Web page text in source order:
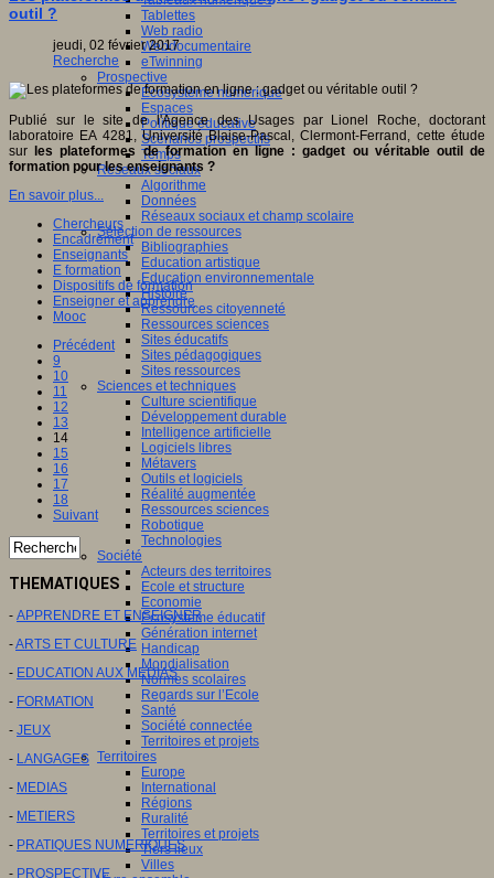
Tablettes
Web radio
Webdocumentaire
eTwinning
Prospective
Ecosystème numérique
Espaces
Politique éducative
Scénarios prospectifs
Temps
Réseaux sociaux
Algorithme
Données
Réseaux sociaux et champ scolaire
Sélection de ressources
Bibliographies
Education artistique
Education environnementale
Histoire
Ressources citoyenneté
Ressources sciences
Sites éducatifs
Sites pédagogiques
Sites ressources
Sciences et techniques
Culture scientifique
Développement durable
Intelligence artificielle
Logiciels libres
Métavers
Outils et logiciels
Réalité augmentée
Ressources sciences
Robotique
Technologies
Société
Acteurs des territoires
Ecole et structure
Economie
Ecosystème éducatif
Génération internet
Handicap
Mondialisation
Normes scolaires
Regards sur l’Ecole
Santé
Société connectée
Territoires et projets
Territoires
Europe
International
Régions
Ruralité
Territoires et projets
Tiers lieux
Villes
outil ?
jeudi, 02 février 2017
Recherche
Publié sur le site de l'Agence des Usages par Lionel Roche, doctorant
laboratoire EA 4281, Université Blaise-Pascal, Clermont-Ferrand, cette étude
sur
les plateformes de formation en ligne : gadget ou véritable outil de
formation pour les enseignants ?
En savoir plus...
Chercheurs
Encadrement
Enseignants
E formation
Dispositifs de formation
Enseigner et apprendre
Mooc
Précédent
9
10
11
12
13
14
15
16
17
18
Suivant
THEMATIQUES
- APPRENDRE ET ENSEIGNER
-ARTS ET CULTURE
- EDUCATION AUX MEDIAS
- FORMATION
- JEUX
- LANGAGES
- MEDIAS
- METIERS
- PRATIQUES NUMERIQUES
- PROSPECTIVE